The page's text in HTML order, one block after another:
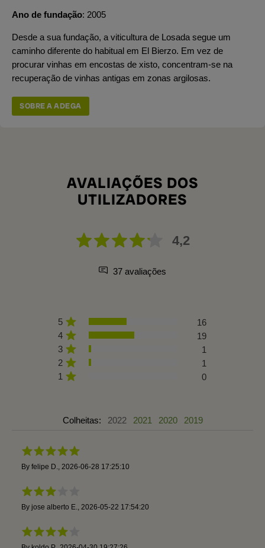
Ano de fundação 2005
Desde a sua fundação, a viticultura de Losada segue um
caminho diferente do habitual em El Bierzo. Em vez de
procurar vinhas em encostas de xisto, concentram-se na
recuperação de vinhas antigas em zonas argilosas.
SOBRE A ADEGA
AVALIAÇÕES DOS
UTILIZADORES
4,2
37 avaliações
5
16
4
19
3
1
2
1
1
0
Colheitas: 2022 2021 2020 2019
By felipe D. 2026-06-28 17:25:10
By jose alberto E. 2026-05-22 17:54:20